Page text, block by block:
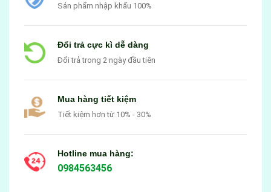
Sản phẩm nhập khẩu 100%
Đổi trả cực kì dễ dàng
Đổi trả trong 2 ngày đầu tiên
Mua hàng tiết kiệm
Tiết kiệm hơn từ 10% - 30%
Hotline mua hàng:
0984563456